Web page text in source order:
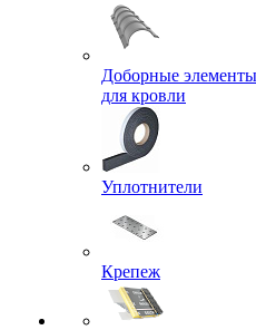
Доборные элементы
для кровли
Уплотнители
Крепеж